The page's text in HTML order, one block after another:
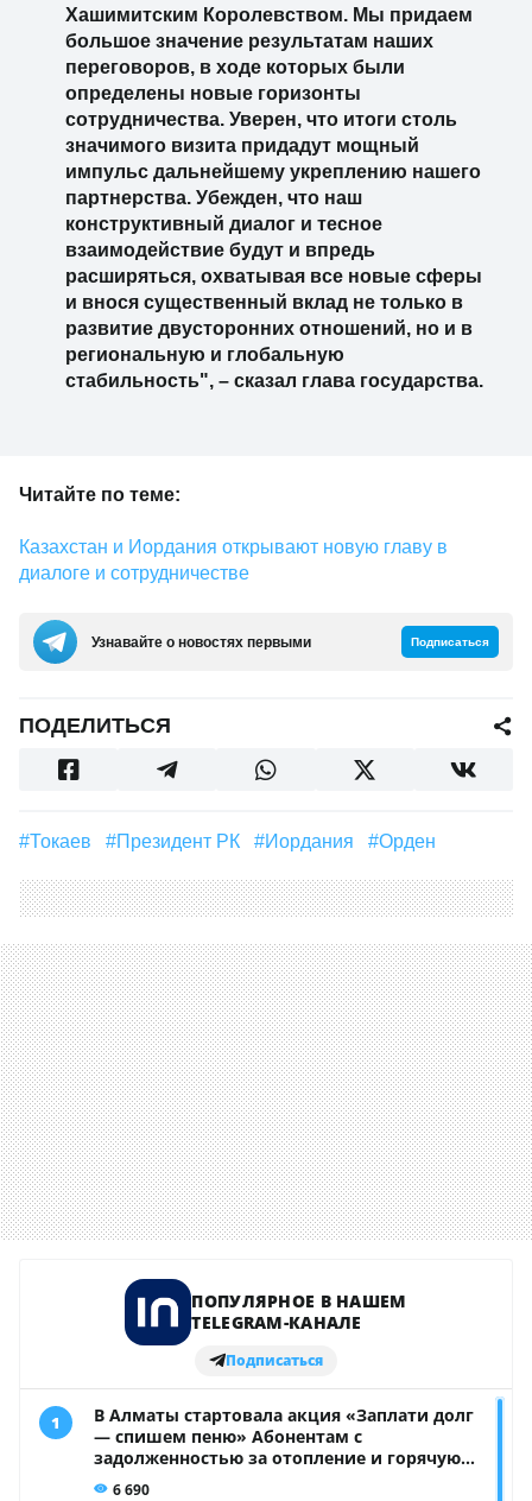
Хашимитским Королевством. Мы придаем
большое значение результатам наших
переговоров, в ходе которых были
определены новые горизонты
сотрудничества. Уверен, что итоги столь
значимого визита придадут мощный
импульс дальнейшему укреплению нашего
партнерства. Убежден, что наш
конструктивный диалог и тесное
взаимодействие будут и впредь
расширяться, охватывая все новые сферы
и внося существенный вклад не только в
развитие двусторонних отношений, но и в
региональную и глобальную
стабильность", – сказал глава государства.
Читайте по теме:
Казахстан и Иордания открывают новую главу в
диалоге и сотрудничестве
Узнавайте о новостях первыми Подписаться
ПОДЕЛИТЬСЯ
#Токаев #Президент РК #Иордания #Орден